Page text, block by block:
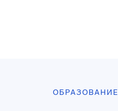
ОБРАЗОВАНИЕ